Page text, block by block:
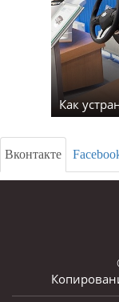
Как
Вконтакте